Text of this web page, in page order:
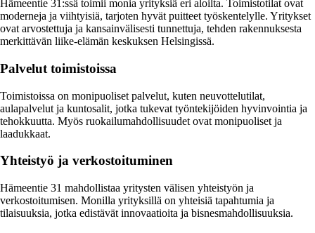
Hämeentie 31:ssä toimii monia yrityksiä eri aloilta. Toimistotilat ovat
moderneja ja viihtyisiä, tarjoten hyvät puitteet työskentelylle. Yritykset
ovat arvostettuja ja kansainvälisesti tunnettuja, tehden rakennuksesta
merkittävän liike-elämän keskuksen Helsingissä.
Palvelut toimistoissa
Toimistoissa on monipuoliset palvelut, kuten neuvottelutilat,
aulapalvelut ja kuntosalit, jotka tukevat työntekijöiden hyvinvointia ja
tehokkuutta. Myös ruokailumahdollisuudet ovat monipuoliset ja
laadukkaat.
Yhteistyö ja verkostoituminen
Hämeentie 31 mahdollistaa yritysten välisen yhteistyön ja
verkostoitumisen. Monilla yrityksillä on yhteisiä tapahtumia ja
tilaisuuksia, jotka edistävät innovaatioita ja bisnesmahdollisuuksia.